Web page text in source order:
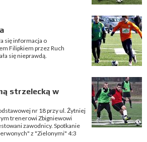
się informacja o
Filipkiem przez Ruch
się nieprawdą.
strzelecką w
nr 18 przy ul. Żytniej
trenerowi Zbigniewowi
zawodnicy. Spotkanie
z "Zielonymi" 4:3